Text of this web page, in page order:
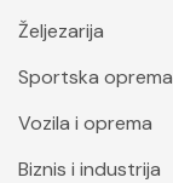
Željezarija
Sportska oprema
Vozila i oprema
Biznis i industrija